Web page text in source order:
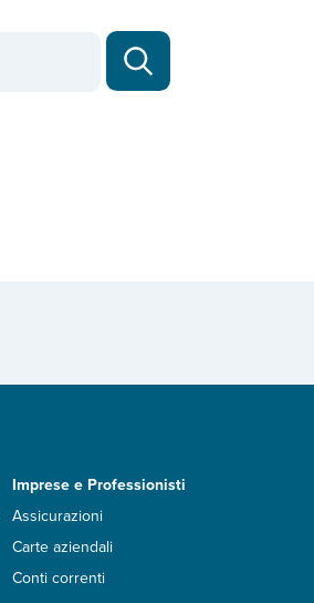
Imprese e Professionisti
Assicurazioni
Carte aziendali
Conti correnti